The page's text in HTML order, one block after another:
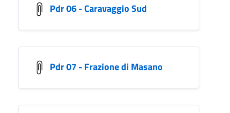
Pdr 06 - Caravaggio Sud
Pdr 07 - Frazione di Masano